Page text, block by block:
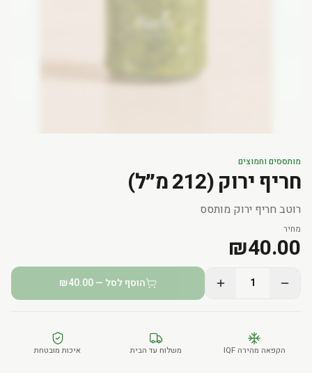
מותססים וחמוצים
חריף ירוק (212 מ״ל)
רוטב חריף ירוק מותסס
מחיר
₪40.00
1 הוסף לסל — ₪40.00
הקפאה מהירה IQF משלוח עד הבית איכות מובטחת